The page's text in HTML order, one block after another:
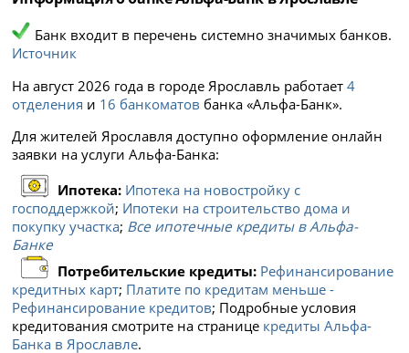
Банк входит в перечень системно значимых банков.
Источник
На август 2026 года в городе Ярославль работает4
отделения и 16 банкоматов банка «Альфа-Банк».
Для жителей Ярославля доступно оформление онлайн
заявки на услуги Альфа-Банка:
Ипотека: Ипотека на новостройку с
господдержкой; Ипотеки на строительство дома и
покупку участка; Все ипотечные кредиты в Альфа-
Банке
Потребительские кредиты: Рефинансирование
кредитных карт; Платите по кредитам меньше -
Рефинансирование кредитов; Подробные условия
кредитования смотрите на странице кредиты Альфа-
Банка в Ярославле.